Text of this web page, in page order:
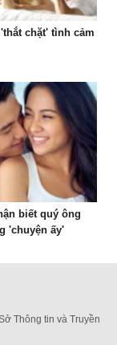
chặt' tình cảm
biết quý ông
'chuyện ấy'
Thông tin và Truyền